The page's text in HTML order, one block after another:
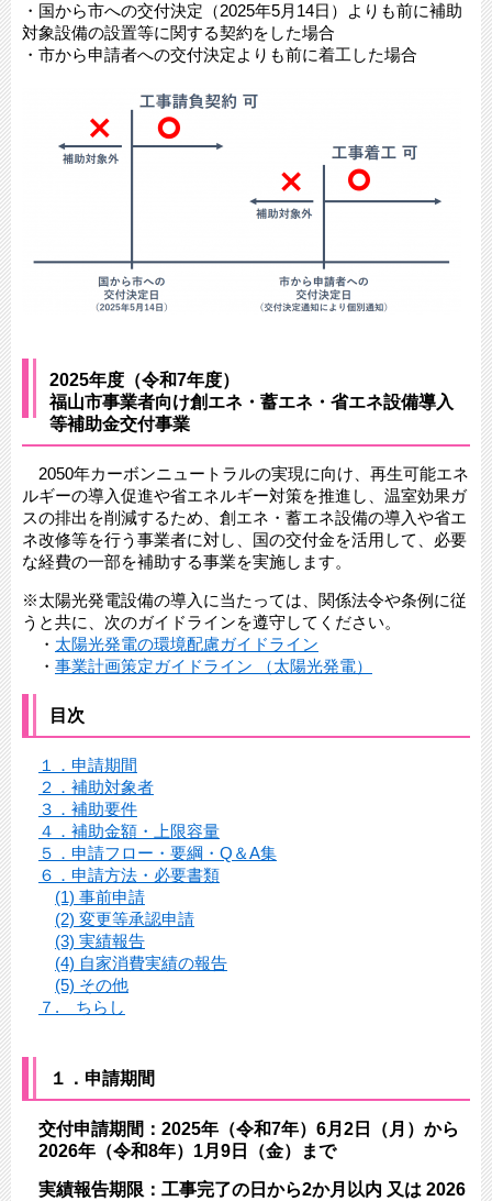
​・国から市への交付決定（2025年5月14日）よりも前に補助
対象設備の設置等に関する契約をした場合
・市から申請者への交付決定よりも前に着工した場合
2025年度（令和7年度）
福山市事業者向け創エネ・蓄エネ・省エネ設備導入
等補助金交付事業
2050年カーボンニュートラルの実現に向け、再生可能エネ
ルギーの導入促進や省エネルギー対策を推進し、温室効果ガ
スの排出を削減するため、創エネ・蓄エネ設備の導入や省エ
ネ改修等を行う事業者に対し、国の交付金を活用して、必要
な経費の一部を補助する事業を実施します。
※太陽光発電設備の導入に当たっては、関係法令や条例に従
うと共に、次のガイドラインを遵守してください。
・ 太陽光発電の環境配慮ガイドライン
・ 事業計画策定ガイドライン （太陽光発電）
目次
１．申請期間
２．補助対象者
３．補助要件
４．補助金額・上限容量
５．申請フロー・要綱・Q＆A集
６．申請方法・必要書類
(1) 事前申請
(2) 変更等承認申請
(3) 実績報告
(4) 自家消費実績の報告
(5) その他
７. ちらし
１．申請期間
交付申請期間：2025年（令和7年）6月2日（月）から
2026年（令和8年）1月9日（金）まで
実績報告期限：工事完了の日から2か月以内 又は 2026